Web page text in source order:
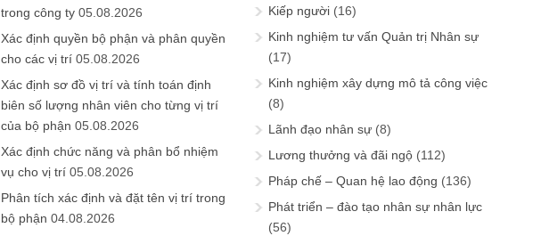
trong công ty 05.08.2026
Xác định quyền bộ phận và phân quyền
cho các vị trí 05.08.2026
Xác định sơ đồ vị trí và tính toán định
biên số lượng nhân viên cho từng vị trí
của bộ phận 05.08.2026
Xác định chức năng và phân bổ nhiệm
vụ cho vị trí 05.08.2026
Phân tích xác định và đặt tên vị trí trong
bộ phận 04.08.2026
Kiếp người (16)
Kinh nghiệm tư vấn Quản trị Nhân sự
(17)
Kinh nghiệm xây dựng mô tả công việc
(8)
Lãnh đạo nhân sự (8)
Lương thưởng và đãi ngộ (112)
Pháp chế – Quan hệ lao động (136)
Phát triển – đào tạo nhân sự nhân lực
(56)